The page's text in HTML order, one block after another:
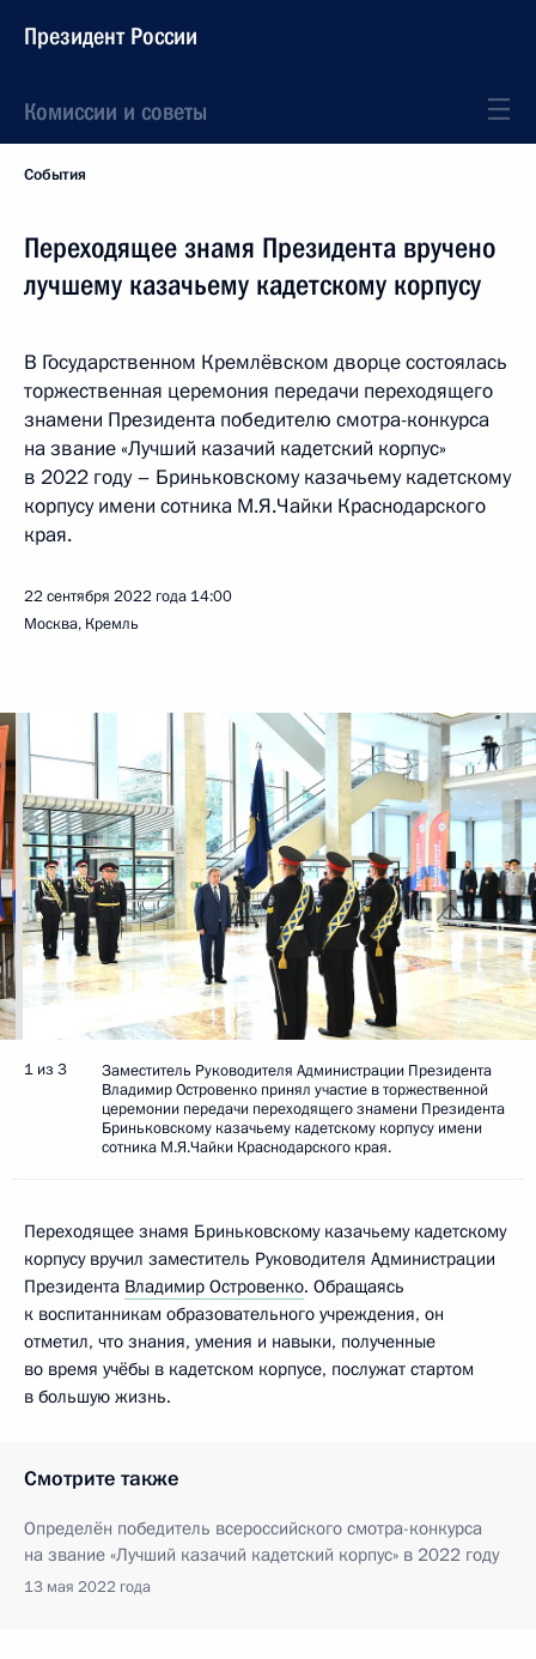
Президент России
Комиссии и советы
События
Переходящее знамя Президента вручено
лучшему казачьему кадетскому корпусу
В Государственном Кремлёвском дворце состоялась
торжественная церемония передачи переходящего
знамени Президента победителю смотра-конкурса
на звание «Лучший казачий кадетский корпус»
в 2022 году – Бриньковскому казачьему кадетскому
корпусу имени сотника М.Я.Чайки Краснодарского
края.
22 сентября 2022 года 14:00
Москва, Кремль
1 из 3
Заместитель Руководителя Администрации Президента
Владимир Островенко принял участие в торжественной
церемонии передачи переходящего знамени Президента
Бриньковскому казачьему кадетскому корпусу имени
сотника М.Я.Чайки Краснодарского края.
Переходящее знамя Бриньковскому казачьему кадетскому
корпусу вручил заместитель Руководителя Администрации
Президента Владимир Островенко. Обращаясь
к воспитанникам образовательного учреждения, он
отметил, что знания, умения и навыки, полученные
во время учёбы в кадетском корпусе, послужат стартом
в большую жизнь.
Смотрите также
Определён победитель всероссийского смотра-конкурса
на звание «Лучший казачий кадетский корпус» в 2022 году
13 мая 2022 года